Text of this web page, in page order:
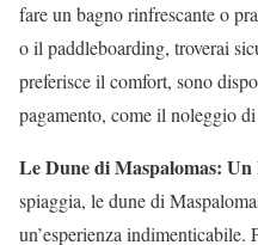
fare un bagno rinfrescante o
o il paddleboarding, troverai
preferisce il comfort, sono
pagamento, come il noleggio
Le Dune di Maspalomas: Un
spiaggia, le dune di
un’esperienza indimenticabile.